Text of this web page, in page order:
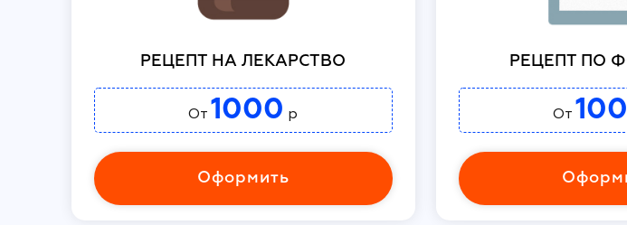
РЕЦЕПТ НА ЛЕКАРСТВО
От 1000 р
Оформить
РЕЦЕПТ ПО
От